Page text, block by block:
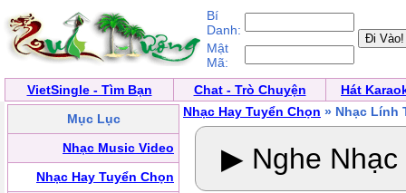
Bí
Danh:
Mật
Mã:
VietSingle - Tìm Bạn
Chat - Trò Chuyện
Hát
Mục Lục
Nhạc Music Video
Nhạc Hay Tuyển Chọn
Nhạc Hay Tuyển Chọn » Nhạc Lính
▶ Nghe Nhạc